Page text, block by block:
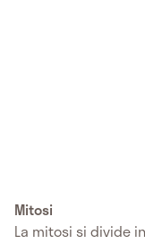
Mitosi
La mitosi si divide in